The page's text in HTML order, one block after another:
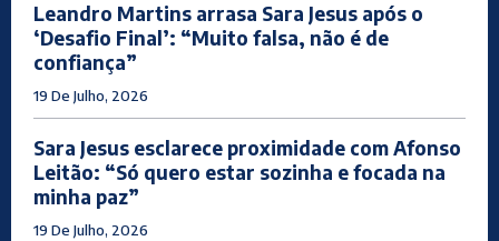
Leandro Martins arrasa Sara Jesus após o
‘Desafio Final’: “Muito falsa, não é de
confiança”
19 De Julho, 2026
Sara Jesus esclarece proximidade com Afonso
Leitão: “Só quero estar sozinha e focada na
minha paz”
19 De Julho, 2026